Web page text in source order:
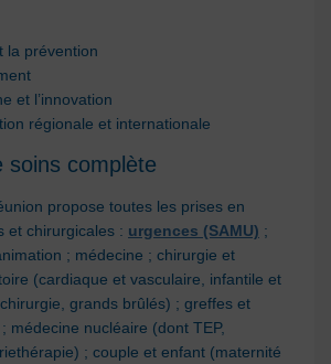
la prévention
et l’innovation
régionale et internationale
soins complète
propose toutes les prises en
et chirurgicales : urgences (SAMU) ;
nimation ; médecine ; chirurgie et
(cardiaque et vasculaire, infantile et
, grands brûlés) ; greffes et
médecine nucléaire (dont TEP,
; couple et enfant (maternité